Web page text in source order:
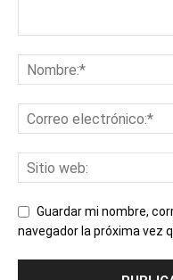
Guardar mi nombre,
navegador la próxima vez